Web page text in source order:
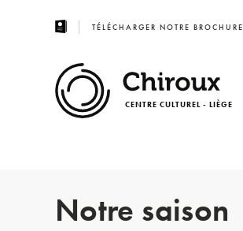
TÉLÉCHARGER NOTRE BROCHURE
CENTRE CULTUREL - LIÈGE
Notre saison